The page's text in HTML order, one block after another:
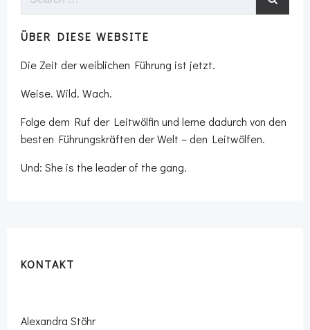
ÜBER DIESE WEBSITE
Die Zeit der weiblichen Führung ist jetzt.
Weise. Wild. Wach.
Folge dem Ruf der Leitwölfin und lerne dadurch von den
besten Führungskräften der Welt – den Leitwölfen.
Und: She is the leader of the gang.
KONTAKT
Alexandra Stöhr